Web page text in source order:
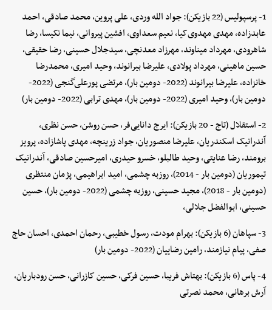
1- پرسپولیس (22 بازیکن): جواد الله وردی، علی پروین، محمد صادقی، احمد
عابدزاده، مهدی مهدوی‌کیا، نعیم سعداوی، افشین پیروانی، نیما نکیسا، رضا
شاهرودی، مهرداد میناوند، مهرزاد معدنچی، سیدجلال حسینی، رضا حقیقی،
حسین ماهینی، مهرداد پولادی، علیرضا بیرانوند، وحید امیری، محمدرضا
خانزاده، علیرضا بیرانوند (2022- دومین بار)، مرتضی پورعلی‌گنجی (2022-
دومین بار)، وحید امیری (2022- دومین بار)، مهدی ترابی (2022- دومین بار)
2- استقلال (تاج - 20 بازیکن): ایرج دانایی‌فر، حسن روشن، حسن نظری،
آندرانیک اسکندریان، علیرضا منصوریان، جواد زرینچه، مهدی پاشازاده، پرویز
برومند، رضا عنایتی، وحید طالبلو، خسرو حیدری، امیرحسین صادقی، آندرانیک
تیموریان (دومین بار - 2014)، روزبه چشمی، امید ابراهیمی، پژمان منتظری
(دومین بار - 2018)، مجید حسینی، روزبه چشمی (2022- دومین بار)، حسین
حسینی، ابوالفضل جلالی،
3- سپاهان (6 بازیکن): بهرام مودت، رسول خطیبی، رحمان احمدی، احسان حاج
صفی، پیام نیازمند، رامین رضاییان (2022- دومین بار)
4- پاس (6 بازیکن): بهتاش فریبا، حسین فرکی، حسین کازرانی، حسن رودباریان،
آرش برهانی، محمد نصرتی